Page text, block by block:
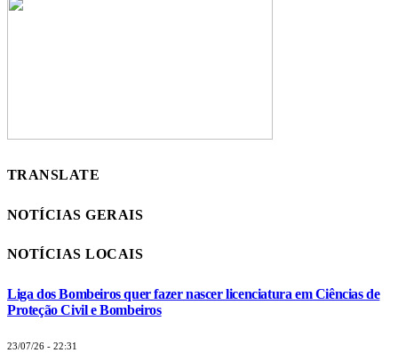
TRANSLATE
NOTÍCIAS GERAIS
NOTÍCIAS LOCAIS
Liga dos Bombeiros quer fazer nascer licenciatura em Ciências de
Proteção Civil e Bombeiros
23/07/26 - 22:31